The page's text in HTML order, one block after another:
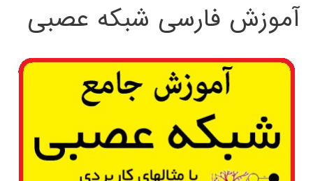
آموزش فارسی شبکه عصبی